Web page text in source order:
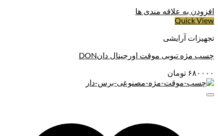
افزودن به علاقه مندی ها
Quick View
تجهیزات آرایشی
چسب مژه تیوبی موقت اورجینال دانDON
۶۸۰۰۰۰ تومان